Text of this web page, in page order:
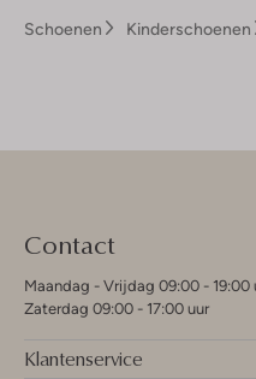
Schoenen Kinderschoenen
Contact
Maandag - Vrijdag 09:00 - 19:00
Zaterdag 09:00 - 17:00 uur
Klantenservice